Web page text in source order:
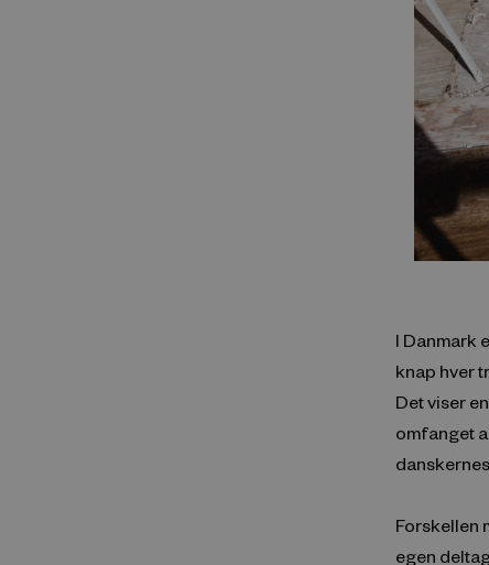
I Danmark
knap hver
Det viser
omfanget
Forskellen
egen